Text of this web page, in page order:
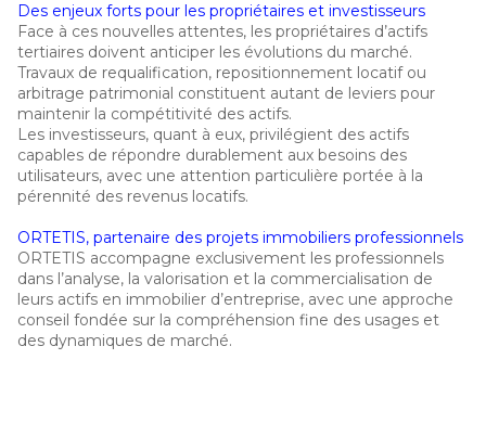
Des enjeux forts pour les propriétaires et investisseurs
Face à ces nouvelles attentes, les propriétaires d’actifs
tertiaires doivent anticiper les évolutions du marché.
Travaux de requalification, repositionnement locatif ou
arbitrage patrimonial constituent autant de leviers pour
maintenir la compétitivité des actifs.
Les investisseurs, quant à eux, privilégient des actifs
capables de répondre durablement aux besoins des
utilisateurs, avec une attention particulière portée à la
pérennité des revenus locatifs.
ORTETIS, partenaire des projets immobiliers professionnels
ORTETIS accompagne exclusivement les professionnels
dans l’analyse, la valorisation et la commercialisation de
leurs actifs en immobilier d’entreprise, avec une approche
conseil fondée sur la compréhension fine des usages et
des dynamiques de marché.